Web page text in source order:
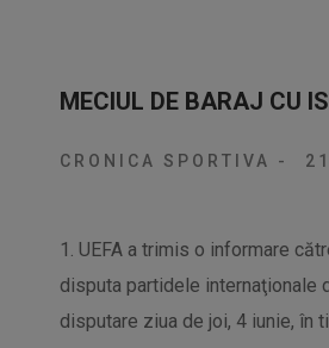
MECIUL DE BARAJ CU
CRONICA SPORTIVA -
1. UEFA a trimis o informare
disputa partidele internaţionale
disputare ziua de joi, 4 iunie, în